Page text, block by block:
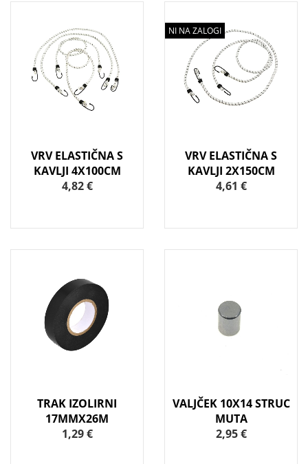
VRV ELASTIČNA S
KAVLJI 4X100CM
4,82 €
NI NA ZALOGI
VRV ELASTIČNA S
KAVLJI 2X150CM
4,61 €
TRAK IZOLIRNI
17MMX26M
1,29 €
VALJČEK 10X14 STRUC
MUTA
2,95 €